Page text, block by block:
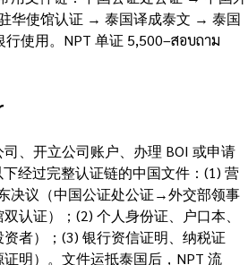
华使馆认证 → 泰国译成泰文 → 泰国
使用。NPT 单证 5,500–สอบถาม
、开立公司账户、办理 BOI 或申请
经过完整认证链的中国文件：(1) 营
决议（中国公证处公证→外交部领事
认证）；(2) 个人身份证、户口本、
者）；(3) 银行资信证明、纳税证
明）。文件运抵泰国后，NPT 流